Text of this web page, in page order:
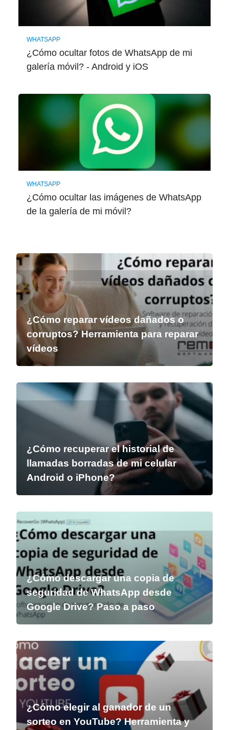
WHATSAPP
¿Cómo ocultar fotos de WhatsApp de mi
galería móvil? - Android y iOS
WHATSAPP
¿Cómo ocultar las imágenes de WhatsApp
de la galería de mi móvil?
¿Cómo reparar vídeos dañados o
corruptos? Herramienta para reparar
vídeos
¿Cómo recuperar el historial de
llamadas borradas de mi celular
Android o iPhone?
¿Cómo descargar una copia de
seguridad de WhatsApp desde
Google Drive? Paso a paso
¿Cómo elegir al ganador de un
sorteo en YouTube? Herramienta y